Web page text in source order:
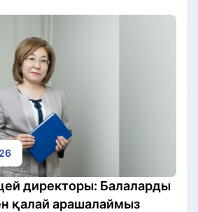
директоры: Балаларды
қалай арашалаймыз